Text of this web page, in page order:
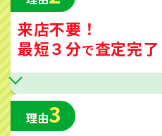
来店不要！
最短３分で査定完了
理由3